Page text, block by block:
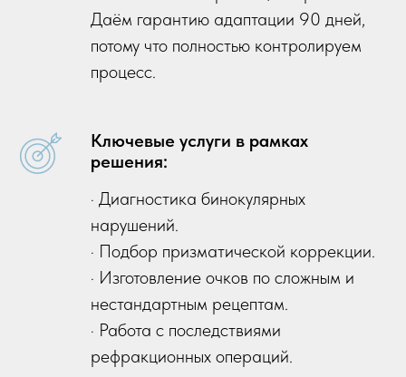
Даём гарантию адаптации 90 дней,
потому что полностью контролируем
процесс.
Ключевые услуги в рамках
решения:
· Диагностика бинокулярных
нарушений.
· Подбор призматической коррекции.
· Изготовление очков по сложным и
нестандартным рецептам.
· Работа с последствиями
рефракционных операций.